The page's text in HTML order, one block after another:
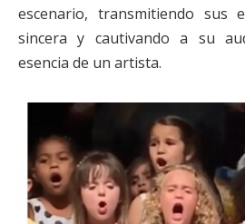
escenario, transmitiendo sus
sincera y cautivando a su
esencia de un artista.